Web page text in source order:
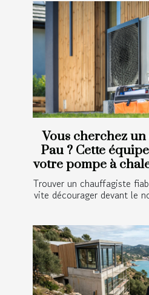
Vous cherchez
Pau ? Cette
votre pompe à
Trouver un chauffagiste
vite décourager devant le